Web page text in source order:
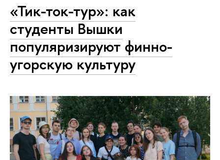
«Тик-ток-тур»: как
студенты Вышки
популяризируют финно-
угорскую культуру